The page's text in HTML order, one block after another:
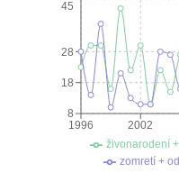
1996 2002
8
18
28
45
živonarodení
zomretí +